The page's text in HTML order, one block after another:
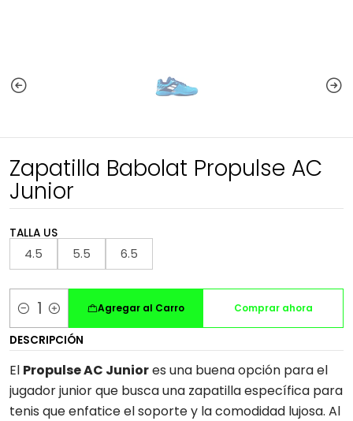
Zapatilla Babolat Propulse AC
Junior
TALLA US
4.5 5.5 6.5
Cantidad
Agregar al Carro Comprar ahora
DESCRIPCIÓN
El Propulse AC Juniores una buena opción para el
jugador junior que busca una zapatilla específica para
tenis que enfatice el soporte y la comodidad lujosa. Al